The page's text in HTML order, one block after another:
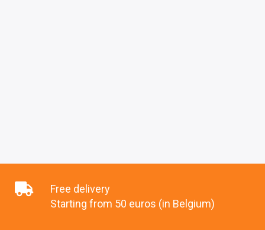
Free delivery
Starting from 50 euros (in Belgium)